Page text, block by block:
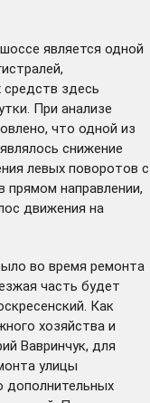
является одной
здесь
При анализе
что одной из
снижение
левых поворотов с
прямом направлении,
движения на
во время ремонта
часть будет
Как
хозяйства и
Вавринчук, для
улицы
дополнительных